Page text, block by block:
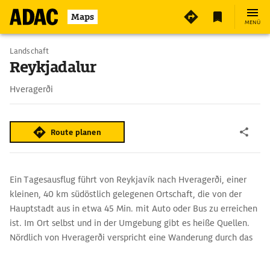
Maps MENÜ
Landschaft
Reykjadalur
Hveragerði
Route planen
Ein Tagesausflug führt von Reykjavík nach Hveragerði, einer
kleinen, 40 km südöstlich gelegenen Ortschaft, die von der
Hauptstadt aus in etwa 45 Min. mit Auto oder Bus zu erreichen
ist. Im Ort selbst und in der Umgebung gibt es heiße Quellen.
Nördlich von Hveragerði verspricht eine Wanderung durch das